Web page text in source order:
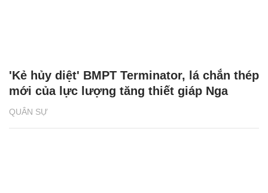
QUÂN SỰ
'Kẻ hủy diệt' BMPT Terminator, lá chắn thép
mới của lực lượng tăng thiết giáp Nga